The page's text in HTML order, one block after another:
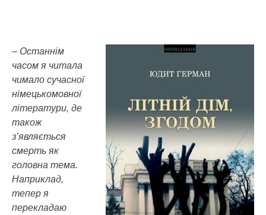
– Останнім
часом я читала
чимало сучасної
німецькомовної
літератури, де
також
з’являється
смерть як
головна тема.
Наприклад,
тепер я
перекладаю